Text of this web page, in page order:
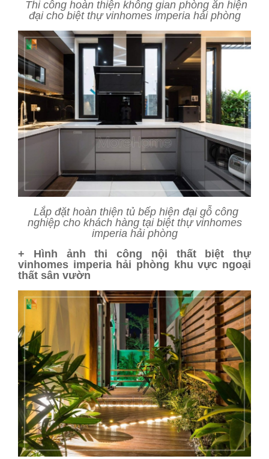
Thi công hoàn thiện không gian phòng ăn hiện
đại cho biệt thự vinhomes imperia hải phòng
Lắp đặt hoàn thiện tủ bếp hiện đại gỗ công
nghiệp cho khách hàng tại biệt thự vinhomes
imperia hải phòng
+ Hình ảnh thi công nội thất biệt thự
vinhomes imperia hải phòng khu vực ngoại
thất sân vườn